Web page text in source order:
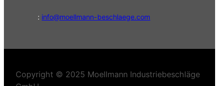
: info@moellmann-beschlaege.com
Copyright © 2025 Moellmann Industriebeschläge